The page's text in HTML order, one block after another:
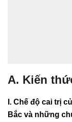
A. Kiến
I. Chế độ cai trị
Bắc và những